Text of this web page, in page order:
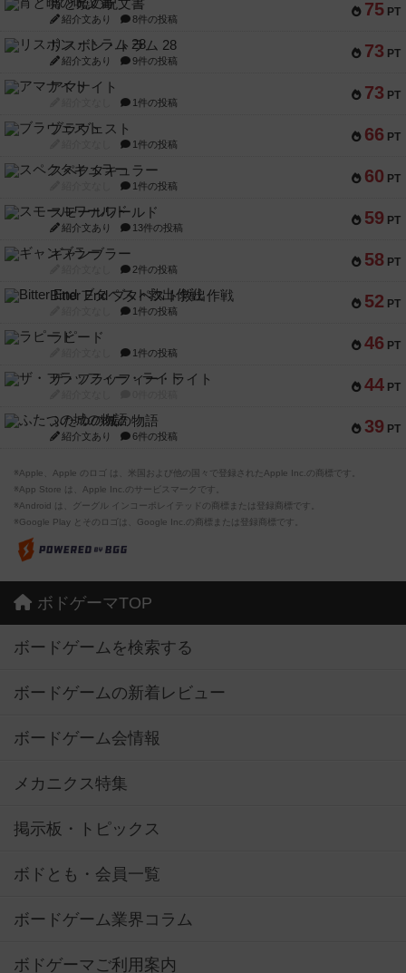
75 PT
宵と暁の呪文書
紹介文あり 8件の投稿
73 PT
リスボン・トラム 28
紹介文あり 9件の投稿
73 PT
アマナイト
1件の投稿
66 PT
ブラヴェスト
1件の投稿
60 PT
スペクタキュラー
1件の投稿
59 PT
スモールワールド
紹介文あり 13件の投稿
58 PT
ギャンブラー
2件の投稿
52 PT
Bitter End ブタペスト救出作戦
1件の投稿
46 PT
ラピード
1件の投稿
44 PT
ザ・フラッフィー・ライト
39 PT
ふたつの城の物語
紹介文あり 6件の投稿
※Apple、Apple のロゴ は、米国および他の国々で登録されたApple Inc.の商標です。
※App Store は、Apple Inc.のサービスマークです。
※Android は、グーグル インコーポレイテッドの商標または登録商標です。
※Google Play とそのロゴは、Google Inc.の商標または登録商標です。
ボドゲーマTOP
ボードゲームを検索する
ボードゲームの新着レビュー
ボードゲーム会情報
メカニクス特集
掲示板・トピックス
ボドとも・会員一覧
ボードゲーム業界コラム
ボドゲーマご利用案内